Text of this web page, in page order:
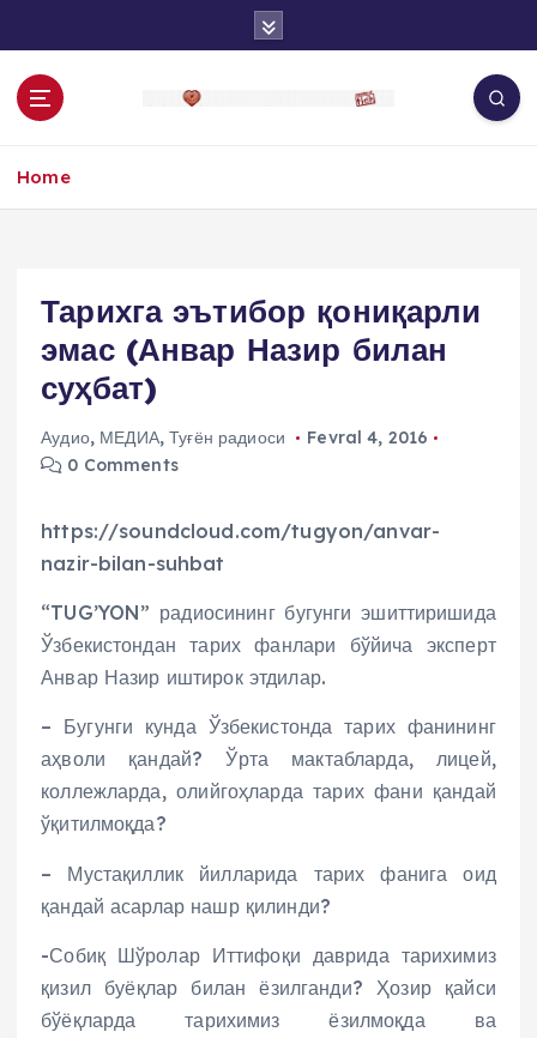
o
Home
Тарихга эътибор қониқарли
эмас (Анвар Назир билан
суҳбат)
Аудио, МЕДИА,Туғён радиоси
Fevral 4, 2016
0 Comments
https://soundcloud.com/tugyon/anvar-
nazir-bilan-suhbat
“TUG’YON” радиосининг бугунги эшиттиришида
Ўзбекистондан тарих фанлари бўйича эксперт
Анвар Назир иштирок этдилар.
– Бугунги кунда Ўзбекистонда тарих фанининг
аҳволи қандай? Ўрта мактабларда, лицей,
коллежларда, олийгоҳларда тарих фани қандай
ўқитилмоқда?
– Мустақиллик йилларида тарих фанига оид
қандай асарлар нашр қилинди?
-Собиқ Шўролар Иттифоқи даврида тарихимиз
қизил буёқлар билан ёзилганди? Ҳозир қайси
бўёқларда тарихимиз ёзилмоқда ва